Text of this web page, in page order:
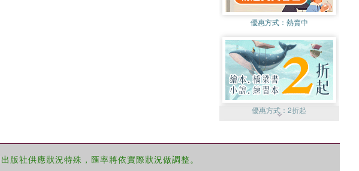
優惠方式： 熱賣中
優惠方式：2折起
社供應狀況特殊，匯率將依實際狀況做調整。